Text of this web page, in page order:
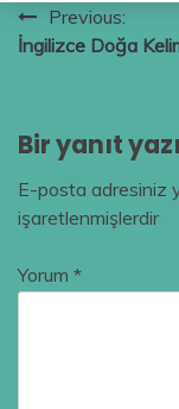
Yazı
gezinmesi
Previous:
İngilizce Doğa
Bir yanıt
E-posta adresiniz
işaretlenmişlerdir
Yorum *